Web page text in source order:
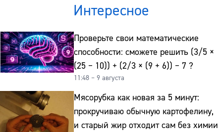
Интересное
Проверьте свои математические
способности: сможете решить (3/5 ×
(25 − 10)) + (2/3 × (9 + 6)) − 7 ?
11:48 – 9 августа
Мясорубка как новая за 5 минут:
прокручиваю обычную картофелину,
и старый жир отходит сам без химии